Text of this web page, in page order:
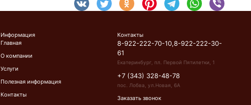
Информация
Главная
О компании
Услуги
Полезная информация
Контакты
Контакты
8-922-222-70-10,8-922-222-30-
61
Екатеринбург, пл. Первой Пятилетки, 1
+7 (343) 328-48-78
пос. Лобва, ул.Новая, 6А
Заказать звонок